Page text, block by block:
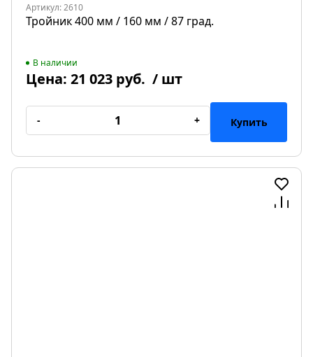
Артикул: 2610
Тройник 400 мм / 160 мм / 87 град.
В наличии
Цена: 21 023 руб. / шт
- + Купить